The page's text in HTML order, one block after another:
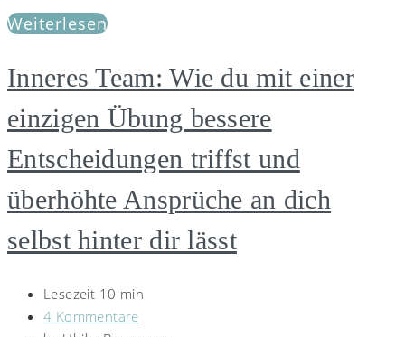
Weiterlesen
Inneres Team: Wie du mit einer
einzigen Übung bessere
Entscheidungen triffst und
überhöhte Ansprüche an dich
selbst hinter dir lässt
Lesezeit 10 min
4 Kommentare